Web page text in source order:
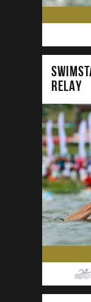
RELAY